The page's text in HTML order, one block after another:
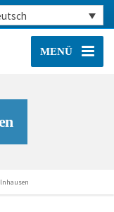
MENÜ